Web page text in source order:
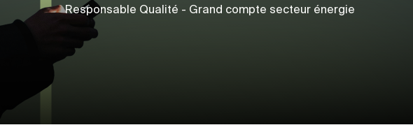
Responsable Qualité - Grand compte secteur énergie